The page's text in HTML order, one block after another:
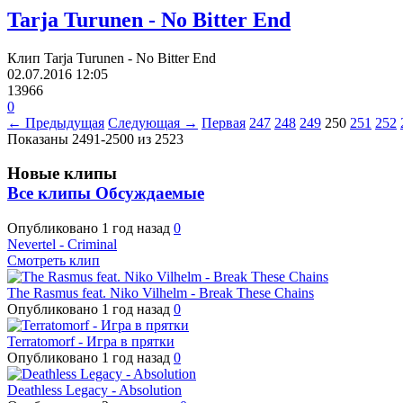
Tarja Turunen - No Bitter End
Клип Tarja Turunen - No Bitter End
02.07.2016 12:05
13966
0
← Предыдущая Следующая → Первая 247 248 249 250 251 252
Показаны 2491-2500 из 2523
Новые клипы
Все клипы Обсуждаемые
Опубликовано 1 год назад 0
Nevertel - Criminal
Смотреть клип
The Rasmus feat. Niko Vilhelm - Break These Chains
Опубликовано 1 год назад 0
Terratomorf - Игра в прятки
Опубликовано 1 год назад 0
Deathless Legacy - Absolution